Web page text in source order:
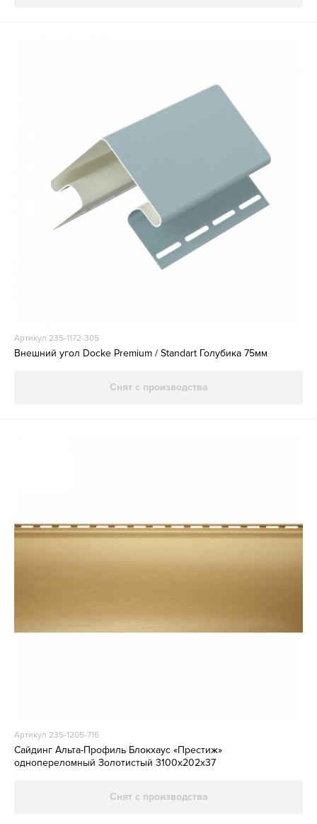
Артикул 235-1172-305
Внешний угол Docke Premium / Standart Голубика 75мм
Снят с производства
Артикул 235-1205-716
Сайдинг Альта-Профиль Блокхаус «Престиж»
однопереломный Золотистый 3100х202х37
Снят с производства